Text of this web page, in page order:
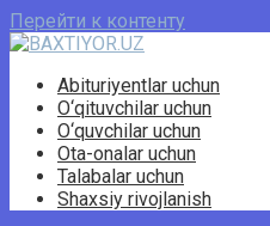
Перейти к контенту
Abituriyentlar uchun
O‘qituvchilar uchun
O‘quvchilar uchun
Ota-onalar uchun
Talabalar uchun
Shaxsiy rivojlanish